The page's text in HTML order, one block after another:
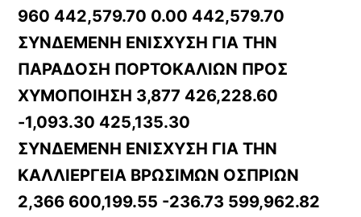
960 442,579.70 0.00 442,579.70
ΣΥΝΔΕΜΕΝΗ ΕΝΙΣΧΥΣΗ ΓΙΑ ΤΗΝ
ΠΑΡΑΔΟΣΗ ΠΟΡΤΟΚΑΛΙΩΝ ΠΡΟΣ
ΧΥΜΟΠΟΙΗΣΗ 3,877 426,228.60
-1,093.30 425,135.30
ΣΥΝΔΕΜΕΝΗ ΕΝΙΣΧΥΣΗ ΓΙΑ ΤΗΝ
ΚΑΛΛΙΕΡΓΕΙΑ ΒΡΩΣΙΜΩΝ ΟΣΠΡΙΩΝ
2,366 600,199.55 -236.73 599,962.82